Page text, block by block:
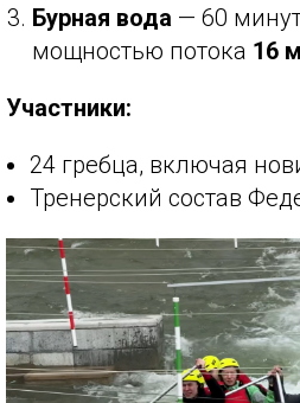
Бурная вода — 60
мощностью потока 16
Участники:
24 гребца, включая
Тренерский состав